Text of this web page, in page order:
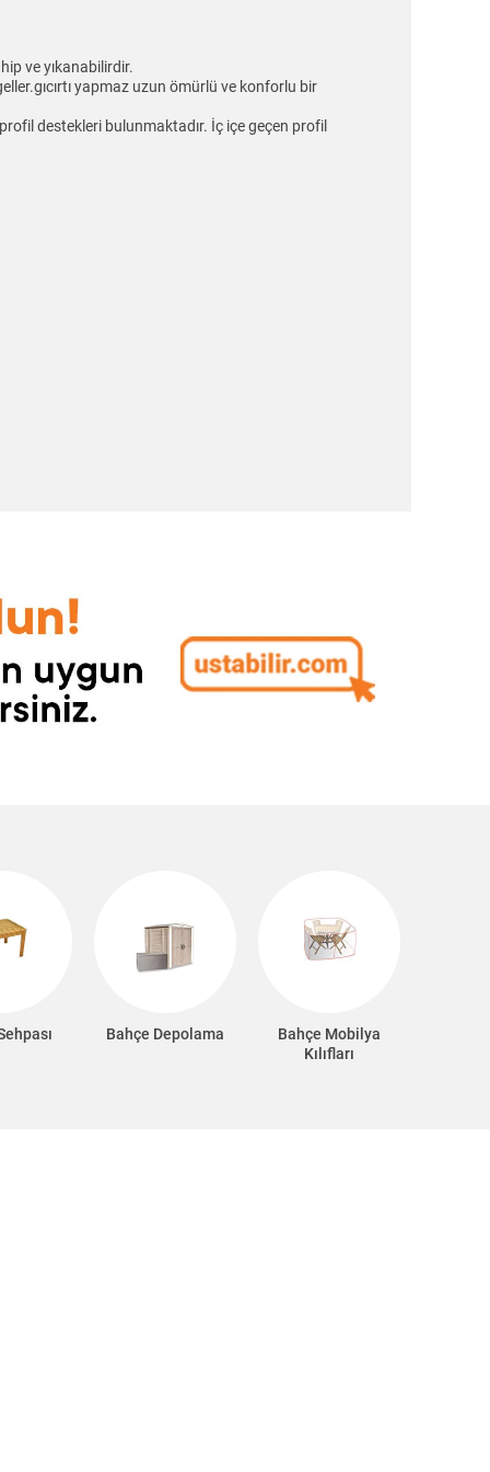
ve yıkanabilirdir.
yapmaz uzun ömürlü ve konforlu bir
profil destekleri bulunmaktadır. İç içe geçen profil
Bahçe Depolama
Bahçe Mobilya
Kılıfları